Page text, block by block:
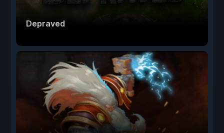
Depraved